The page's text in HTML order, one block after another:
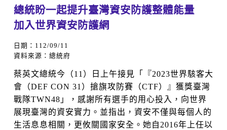
總統盼一起提升臺灣資安防護整體能量
加入世界資安防護網
日期：112/09/11
資料來源：總統府
蔡英文總統今（11）日上午接見「『2023世界駭客大
會（DEF CON 31）搶旗攻防賽（CTF）』獲獎臺灣
戰隊TWN48」，感謝所有選手的用心投入，向世界
展現臺灣的資安實力。並指出，資安不僅與每個人的
生活息息相關，更攸關國家安全。她自2016年上任以